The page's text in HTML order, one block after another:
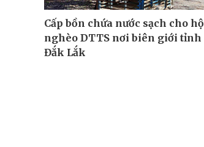
Cấp bồn chứa nước sạch cho hộ
nghèo DTTS nơi biên giới tỉnh
Đắk Lắk